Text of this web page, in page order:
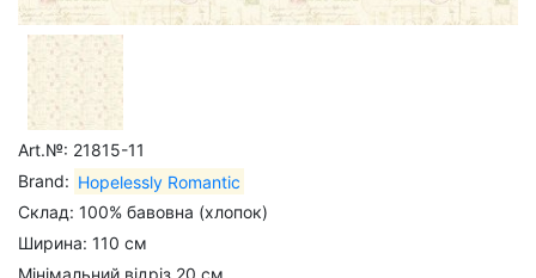
Art.№: 21815-11
Brand: Hopelessly Romantic
Склад: 100% бавовна (хлопок)
Ширина: 110 см